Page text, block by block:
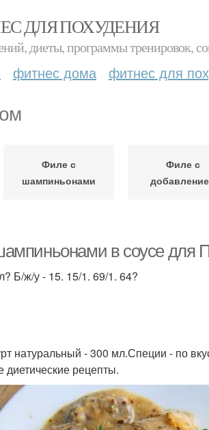
ДЛЯ ПОХУДЕНИЯ
диеты, программы тренировок,
фитнес дома фитнес для
Филе с
шампиньонами
Филе с
в соусе для
Б/ж/у - 15. 15/1. 69/1. 64?
натуральный - 300 мл.Специи - по
диетические рецепты.